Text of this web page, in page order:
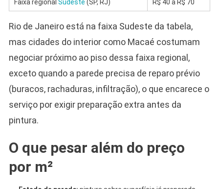
Faixa regional Sudeste (SP, RJ) R$ 40 a R$ 70
Rio de Janeiro está na faixa Sudeste da tabela,
mas cidades do interior como Macaé costumam
negociar próximo ao piso dessa faixa regional,
exceto quando a parede precisa de reparo prévio
(buracos, rachaduras, infiltração), o que encarece o
serviço por exigir preparação extra antes da
pintura.
O que pesar além do preço
por m²